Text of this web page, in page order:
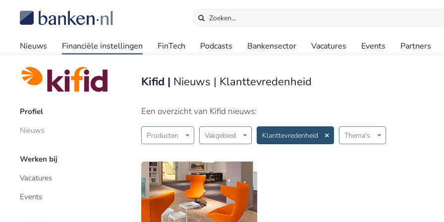
Zoeken…
Nieuws Financiële instellingen FinTech Podcasts Bankensector Vacatures Events Partners
Profiel
Nieuws
Werken bij
Vacatures
Events
Kifid | Nieuws | Klanttevredenheid
Een overzicht van Kifid nieuws:
Producten Vakgebied Klanttevredenheid Thema's